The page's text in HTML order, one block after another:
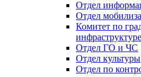
Отдел
Отдел
Комитет по
инфраструктуре
Отдел ГО и ЧС
Отдел культуры
Отдел по